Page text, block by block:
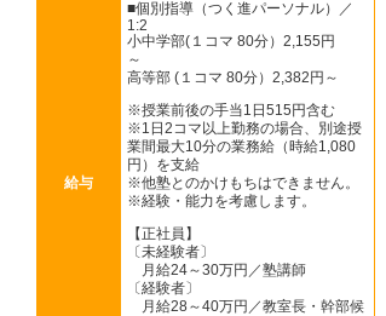
給与
■個別指導（つく進パーソナル）／
1:2
小中学部(１コマ 80分）2,155円
～
高等部 (１コマ 80分）2,382円～
※授業前後の手当1日515円含む
※1日2コマ以上勤務の場合、別途授
業間最大10分の業務給（時給1,080
円）を支給
※他塾とのかけもちはできません。
※経験・能力を考慮します。
【正社員】
〔未経験者〕
月給24～30万円／塾講師
〔経験者〕
月給28～40万円／教室長・幹部候